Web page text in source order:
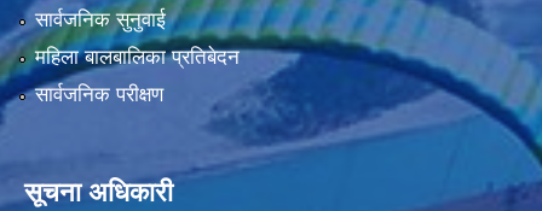
सार्वजनिक सुनुवाई
महिला बालबालिका प्रतिबेदन
सार्वजनिक परीक्षण
सूचना अधिकारी